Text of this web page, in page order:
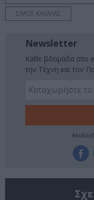
ΣΙΜΟΣ ΚΑΚΑΛΑΣ
Newsletter
Κάθε βδομάδα στο
την Τέχνη και τον